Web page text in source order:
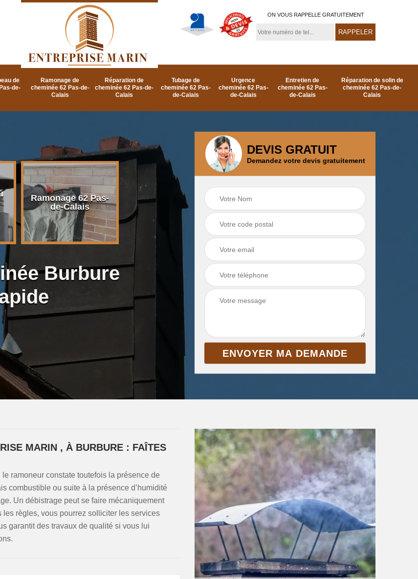
ON VOUS RAPPELLE GRATUITEMENT
de
de-
Ramonage de
cheminée 62 Pas-de-
Calais
Réparation de
cheminée 62 Pas-de-
Calais
Tubage de
cheminée 62 Pas-
de-Calais
Urgence
cheminée 62 Pas-
de-Calais
Entretien de
cheminée 62 Pas-
de-Calais
Réparation de solin de
cheminée 62 Pas-de-
Calais
Ramonage 62 Pas-
de-Calais
Ramonage de
cheminée 62 Pas-
de-Calais
cheminée par le toit
62 Pas-de-Calais
Réparation de
cheminée 62 Pas-
de-Calais
Burbure
DEVIS GRATUIT
Demandez votre devis gratuitement
MARIN , À BURBURE : FAÎTES
ramoneur constate toutefois la présence de
combustible ou suite à la présence d’humidité
Un débistrage peut se faire mécaniquement
règles, vous pourrez solliciter les services
garantit des travaux de qualité si vous lui